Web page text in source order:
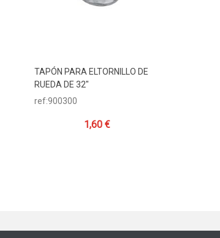
Añadir Al Carrito
TAPÓN PARA ELTORNILLO DE
RUEDA DE 32"
ref:900300
1,60 €